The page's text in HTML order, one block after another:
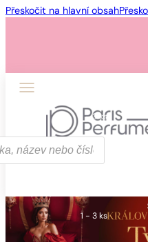
Přeskočit na hlavní obsah
1 - 3 ks
1 - 3 ks